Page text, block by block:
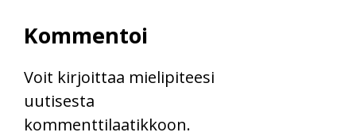
Kommentoi
Voit kirjoittaa mielipiteesi
uutisesta
kommenttilaatikkoon.